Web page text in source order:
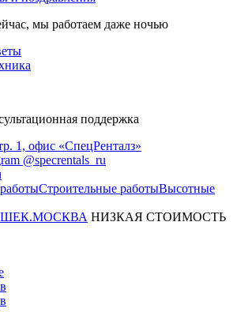
мы работаем даже ночью
поддержка
1, офис «СпецРенталз»
@specrentals_ru
Строительные работыВысотные
.МОСКВА НИЗКАЯ СТОИМОСТЬ